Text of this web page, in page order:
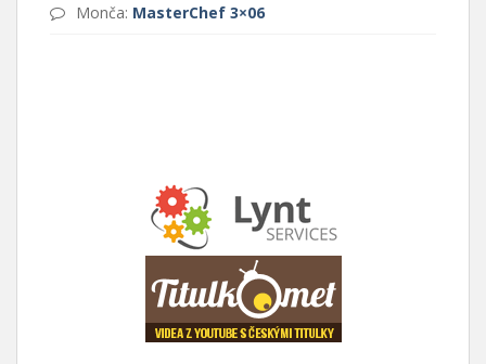
Monča: MasterChef 3×06